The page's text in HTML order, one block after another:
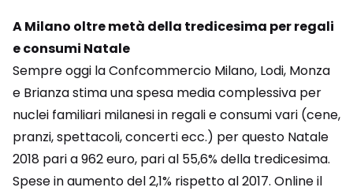
A Milano oltre metà della tredicesima per regali
e consumi Natale
Sempre oggi la Confcommercio Milano, Lodi, Monza
e Brianza stima una spesa media complessiva per
nuclei familiari milanesi in regali e consumi vari (cene,
pranzi, spettacoli, concerti ecc.) per questo Natale
2018 pari a 962 euro, pari al 55,6% della tredicesima.
Spese in aumento del 2,1% rispetto al 2017. Online il